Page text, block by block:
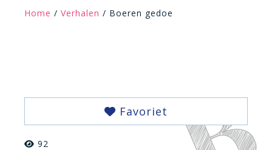
Home / Verhalen / Boeren gedoe
Favoriet
92